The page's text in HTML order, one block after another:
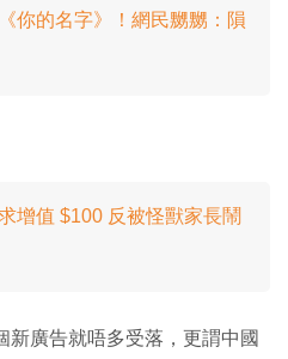
你的名字》！網民嬲嬲：隕
增值 $100 反被怪獸家長鬧
新廣告就唔多受落，更謂中國